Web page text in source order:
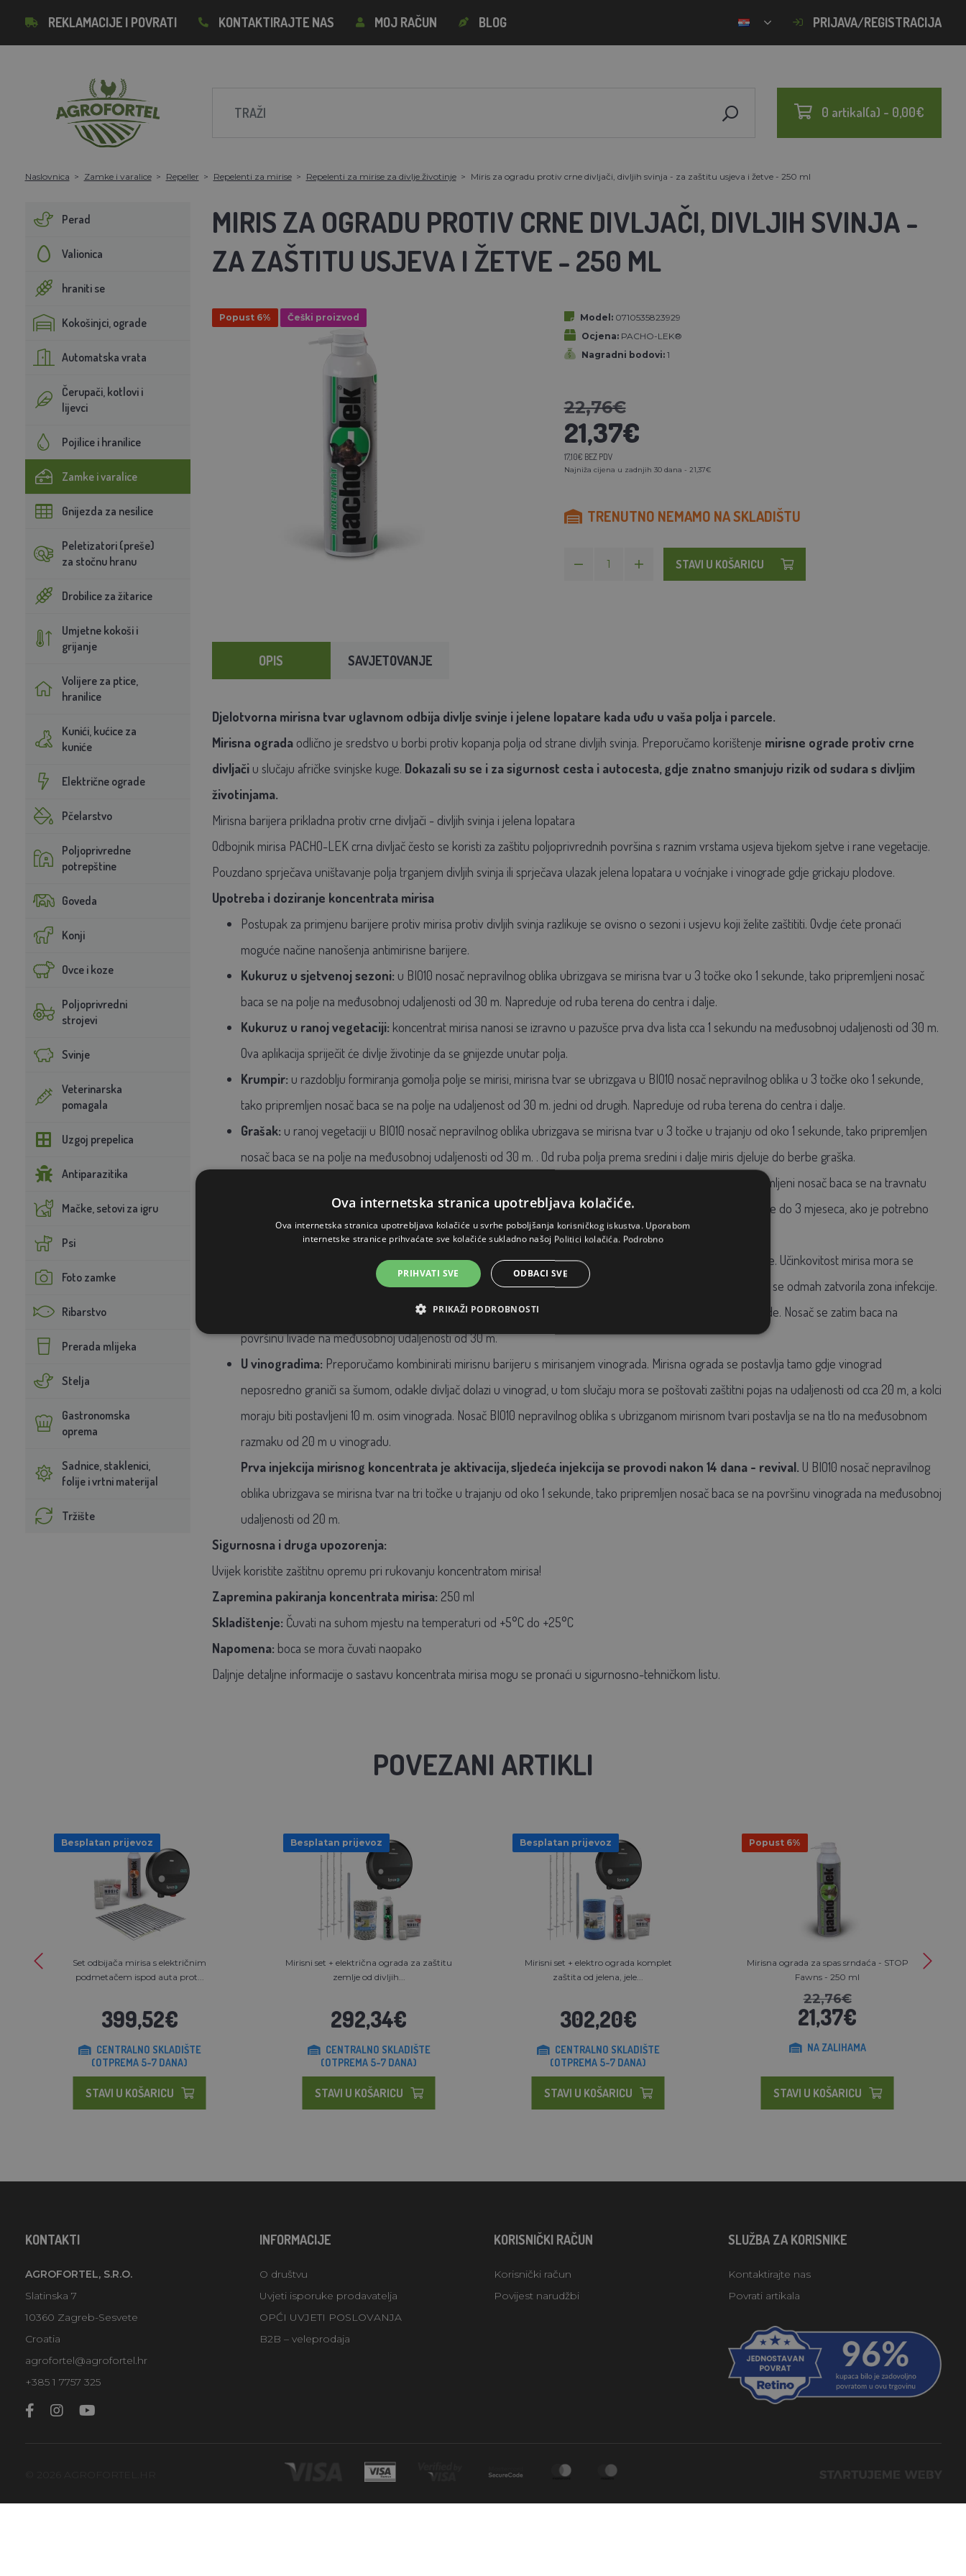
REKLAMACIJE I POVRATI KONTAKTIRAJTE NAS MOJ RAČUN BLOG PRIJAVA/REGISTRACIJA
0 artikal(a) - 0,00€
Naslovnica Zamke i varalice Repeller Repelenti za mirise Repelenti za mirise za divlje životinje Miris za ogradu protiv crne divljači, divljih svinja - za zaštitu usjeva i žetve - 250 ml
Perad
Valionica
hraniti se
Kokošinjci, ograde
Automatska vrata
Čerupači, kotlovi i
lijevci
Pojilice i hranilice
Zamke i varalice
Gnijezda za nesilice
Peletizatori (preše)
za stočnu hranu
Drobilice za žitarice
Umjetne kokoši i
grijanje
Volijere za ptice,
hranilice
Kunići, kućice za
kuniće
Električne ograde
Pčelarstvo
Poljoprivredne
potrepštine
Goveda
Konji
Ovce i koze
Poljoprivredni
strojevi
Svinje
Veterinarska
pomagala
Uzgoj prepelica
Antiparazitika
Mačke, setovi za igru
Psi
Foto zamke
Ribarstvo
Prerada mlijeka
Stelja
Gastronomska
oprema
Sadnice, staklenici,
folije i vrtni materijal
Tržište
MIRIS ZA OGRADU PROTIV CRNE DIVLJAČI, DIVLJIH SVINJA -
ZA ZAŠTITU USJEVA I ŽETVE - 250 ML
Popust 6% Češki proizvod Model: 0710535823929
Ocjena: PACHO-LEK®
Nagradni bodovi: 1
22,76€
21,37€
17,10€ BEZ PDV
Najniža cijena u zadnjih 30 dana - 21,37€
TRENUTNO NEMAMO NA SKLADIŠTU
STAVI U KOŠARICU
OPIS SAVJETOVANJE
Djelotvorna mirisna tvar uglavnom odbija divlje svinje i jelene lopatare kada uđu u vaša polja i parcele.
Mirisna ogradaodlično je sredstvo u borbi protiv kopanja polja od strane divljih svinja. Preporučamo korištenje mirisne ograde protiv crne
divljačiu slučaju afričke svinjske kuge. Dokazali su se i za sigurnost cesta i autocesta, gdje znatno smanjuju rizik od sudara s divljim
životinjama.
Mirisna barijera prikladna protiv crne divljači - divljih svinja i jelena lopatara
Odbojnik mirisa PACHO-LEK crna divljač često se koristi za zaštitu poljoprivrednih površina s raznim vrstama usjeva tijekom sjetve i rane vegetacije.
Pouzdano sprječava uništavanje polja trganjem divljih svinja ili sprječava ulazak jelena lopatara u voćnjake i vinograde gdje grickaju plodove.
Upotreba i doziranje koncentrata mirisa
Postupak za primjenu barijere protiv mirisa protiv divljih svinja razlikuje se ovisno o sezoni i usjevu koji želite zaštititi. Ovdje ćete pronaći
moguće načine nanošenja antimirisne barijere.
Kukuruz u sjetvenoj sezoni: u BIO10 nosač nepravilnog oblika ubrizgava se mirisna tvar u 3 točke oko 1 sekunde, tako pripremljeni nosač
baca se na polje na međusobnoj udaljenosti od 30 m. Napreduje od ruba terena do centra i dalje.
Kukuruz u ranoj vegetaciji: koncentrat mirisa nanosi se izravno u pazušce prva dva lista cca 1 sekundu na međusobnoj udaljenosti od 30 m.
Ova aplikacija spriječit će divlje životinje da se gnijezde unutar polja.
Krumpir: u razdoblju formiranja gomolja polje se mirisi, mirisna tvar se ubrizgava u BIO10 nosač nepravilnog oblika u 3 točke oko 1 sekunde,
tako pripremljen nosač baca se na polje na udaljenost od 30 m. jedni od drugih. Napreduje od ruba terena do centra i dalje.
Grašak: u ranoj vegetaciji u BIO10 nosač nepravilnog oblika ubrizgava se mirisna tvar u 3 točke u trajanju od oko 1 sekunde, tako pripremljen
nosač baca se na polje na međusobnoj udaljenosti od 30 m. . Od ruba polja prema sredini i dalje miris djeluje do berbe graška.
u BIO10 nosač nepravilnog oblika ubrizgava se mirisna tvar na 3 točke oko 1 sekunde, tako pripremljeni nosač baca se na travnatu
površinu na međusobnoj udaljenosti od 30 m. Napreduje od ruba terena do centra i dalje. Mirisna tvar djeluje do 3 mjeseca, ako je potrebno
produžiti zaštitu, travu moramo ponovno pomirisati na isti način.
mirisna tvar se ubrizgava u BIO10 nosač nepravilnog oblika na 3 točke oko 1 sekunde. Učinkovitost mirisa mora se
obnavljati svaki mjesec. Kod suzbijanja svinjske kuge preporučujemo nanošenje nosača od PU pjene kako bi se odmah zatvorila zona infekcije.
u BIO10 nosač nepravilnog oblika ubrizgava se mirisna tvar u 3 točke oko 1 sekunde. Nosač se zatim baca na
površinu livade na međusobnoj udaljenosti od 30 m.
U vinogradima: Preporučamo kombinirati mirisnu barijeru s mirisanjem vinograda. Mirisna ograda se postavlja tamo gdje vinograd
neposredno graniči sa šumom, odakle divljač dolazi u vinograd, u tom slučaju mora se poštovati zaštitni pojas na udaljenosti od cca 20 m, a kolci
moraju biti postavljeni 10 m. osim vinograda. Nosač BIO10 nepravilnog oblika s ubrizganom mirisnom tvari postavlja se na tlo na međusobnom
razmaku od 20 m u vinogradu.
Prva injekcija mirisnog koncentrata je aktivacija, sljedeća injekcija se provodi nakon 14 dana - revival. U BIO10 nosač nepravilnog
oblika ubrizgava se mirisna tvar na tri točke u trajanju od oko 1 sekunde, tako pripremljen nosač baca se na površinu vinograda na međusobnoj
udaljenosti od 20 m.
Sigurnosna i druga upozorenja:
Uvijek koristite zaštitnu opremu pri rukovanju koncentratom mirisa!
Zapremina pakiranja koncentrata mirisa: 250 ml
Skladištenje: Čuvati na suhom mjestu na temperaturi od +5°C do +25°C
Napomena: boca se mora čuvati naopako
Daljnje detaljne informacije o sastavu koncentrata mirisa mogu se pronaći u sigurnosno-tehničkom listu.
POVEZANI ARTIKLI
Besplatan prijevoz
Set odbijača mirisa s električnim
podmetačem ispod auta prot...
399,52€
CENTRALNO SKLADIŠTE
(OTPREMA 5-7 DANA)
STAVI U KOŠARICU
Besplatan prijevoz
Mirisni set + električna ograda za zaštitu
zemlje od divljih...
292,34€
CENTRALNO SKLADIŠTE
(OTPREMA 5-7 DANA)
STAVI U KOŠARICU
Besplatan prijevoz
Mirisni set + elektro ograda komplet
zaštita od jelena, jele...
302,20€
CENTRALNO SKLADIŠTE
(OTPREMA 5-7 DANA)
STAVI U KOŠARICU
Popust 6%
Mirisna ograda za spas srndaća - STOP
Fawns - 250 ml
22,76€
21,37€
NA ZALIHAMA
STAVI U KOŠARICU
KONTAKTI
AGROFORTEL, S.R.O.
Slatinska 7
10360 Zagreb-Sesvete
Croatia
agrofortel@agrofortel.hr
+385 1 7757 325
INFORMACIJE
O društvu
Uvjeti isporuke prodavatelja
OPĆI UVJETI POSLOVANJA
B2B – veleprodaja
KORISNIČKI RAČUN
Korisnički račun
Povijest narudžbi
SLUŽBA ZA KORISNIKE
Kontaktirajte nas
Povrati artikala
Ova internetska stranica upotrebljava kolačiće.
Ova internetska stranica upotrebljava kolačiće u svrhe poboljšanja korisničkog iskustva. Uporabom
internetske stranice prihvaćate sve kolačiće sukladno našoj Politici kolačića. Podrobno
PRIHVATI SVE ODBACI SVE
PRIKAŽI PODROBNOSTI